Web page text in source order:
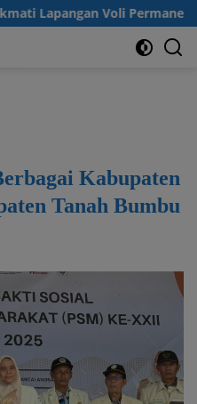
Voli Permanen Berkat
Kabupaten
Tanah Bumbu